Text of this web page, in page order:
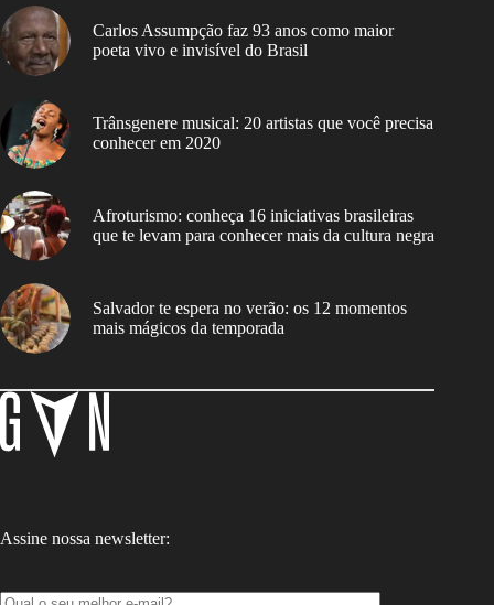
Carlos Assumpção faz 93 anos como maior
poeta vivo e invisível do Brasil
Trânsgenere musical: 20 artistas que você precisa
conhecer em 2020
Afroturismo: conheça 16 iniciativas brasileiras
que te levam para conhecer mais da cultura negra
Salvador te espera no verão: os 12 momentos
mais mágicos da temporada
Assine nossa newsletter: